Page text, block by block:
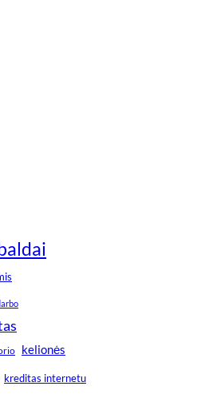
kelionės
kreditas internetu